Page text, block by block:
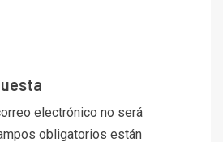
electrónico no será
obligatorios están